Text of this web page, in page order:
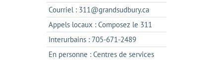
dans
un
nouvel
Courriel : 311@grandsudbury.cas'ouvre
dans
votre
de
Appels locaux : Composez le 311
dans
un
client
Interurbains : 705-671-2489s'ouvre
dans
En personne : Centres de services